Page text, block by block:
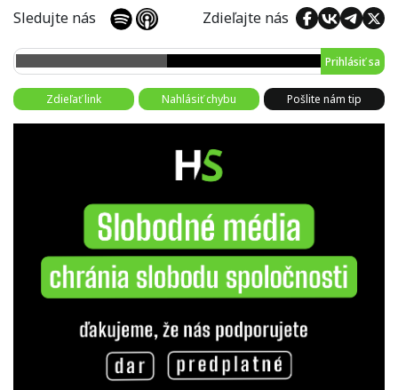
Sledujte nás Zdieľajte nás
Prihlásiť sa
Zdieľať link Nahlásiť chybu Pošlite nám tip